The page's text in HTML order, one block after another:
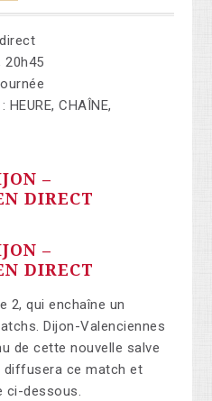
20h45
HEURE, CHAÎNE,
–
DIRECT
–
DIRECT
2, qui enchaîne un
Dijon-Valenciennes
de cette nouvelle salve
diffusera ce match et
ci-dessous.